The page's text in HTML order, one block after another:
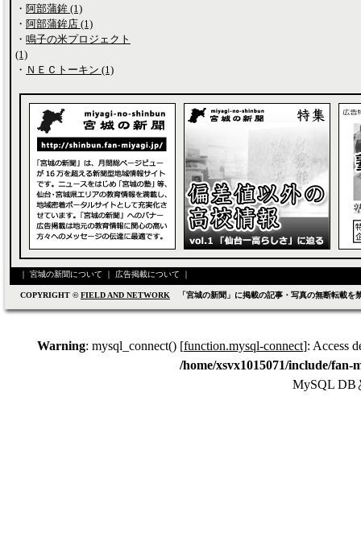
・ 阿部蒲鉾 (1)
・ 阿部蒲鉾店 (1)
・ 鳴子の米プロジェクト
(1)
・ ＮＥＣトーキン (1)
｜ 宮城の新聞について ｜ 広告掲載について ｜
COPYRIGHT ©FIELD AND NETWORK 「宮城の新聞」に掲載の記事・写真の無断転載
Warning: mysql_connect() [function.mysql-connect]: Access
/home/xsvx1015071/include/
MySQL DB